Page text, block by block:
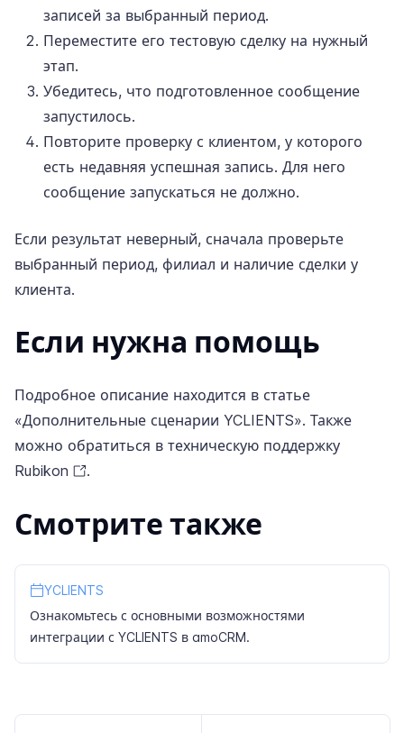
записей за выбранный период.
Переместите его тестовую сделку на нужный
этап.
Убедитесь, что подготовленное сообщение
запустилось.
Повторите проверку с клиентом, у которого
есть недавняя успешная запись. Для него
сообщение запускаться не должно.
Если результат неверный, сначала проверьте
выбранный период, филиал и наличие сделки у
клиента.
Если нужна помощь
Подробное описание находится в статье
«Дополнительные сценарии YCLIENTS». Также
можно обратиться в техническую поддержку
Rubikon
.
Смотрите также
YCLIENTS
Ознакомьтесь с основными возможностями
интеграции с YCLIENTS в amoCRM.